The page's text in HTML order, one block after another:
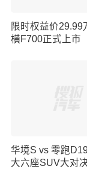
限时权益价29.99
横F700正式上市
华境S vs 零跑
大六座SUV大对